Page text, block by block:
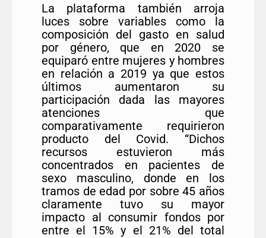
La plataforma también arroja
luces sobre variables como la
composición del gasto en salud
por género, que en 2020 se
equiparó entre mujeres y hombres
en relación a 2019 ya que estos
últimos aumentaron su
participación dada las mayores
atenciones que
comparativamente requirieron
producto del Covid. “Dichos
recursos estuvieron más
concentrados en pacientes de
sexo masculino, donde en los
tramos de edad por sobre 45 años
claramente tuvo su mayor
impacto al consumir fondos por
entre el 15% y el 21% del total